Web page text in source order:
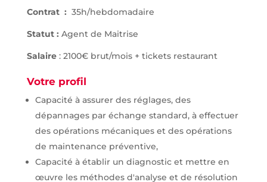
Contrat : 35h/hebdomadaire
Statut : Agent de Maitrise
Salaire : 2100€ brut/mois + tickets restaurant
Votre profil
Capacité à assurer des réglages, des
dépannages par échange standard, à effectuer
des opérations mécaniques et des opérations
de maintenance préventive,
Capacité à établir un diagnostic et mettre en
œuvre les méthodes d'analyse et de résolution